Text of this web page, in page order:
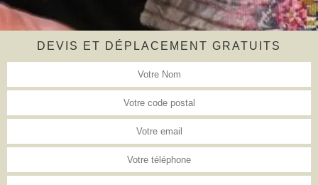
DEVIS ET DÉPLACEMENT GRATUITS